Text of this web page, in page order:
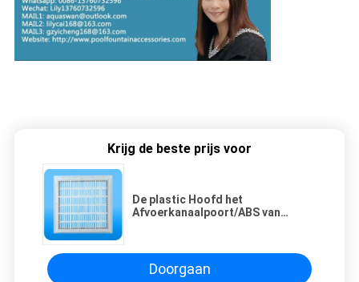
Krijg de beste prijs voor
De plastic Hoofd het
Afvoerkanaalpoort/ABS van
samen
Doorgaan